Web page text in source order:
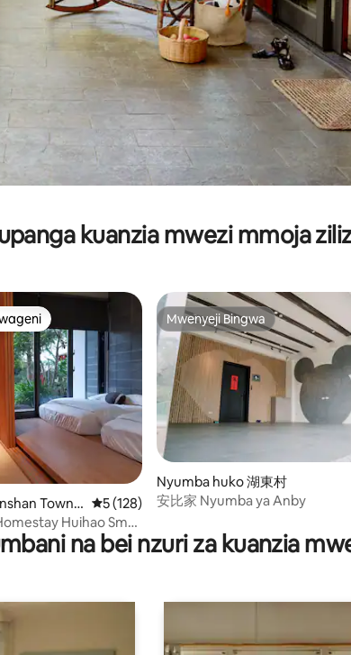
kuanzia mwezi mmoja
ya 5, tathmini 80
cha wageni
Towns
Ukadiriaji wa wastani wa 5 kati ya 5,
5 (128)
Huihao Small
wa Kusafiri kwa
Mwenyeji Bingwa
Mwenyeji Bingwa
Nyumba huko 湖東村
安比家 Nyumba ya Anby
na bei nzuri za kuanzia